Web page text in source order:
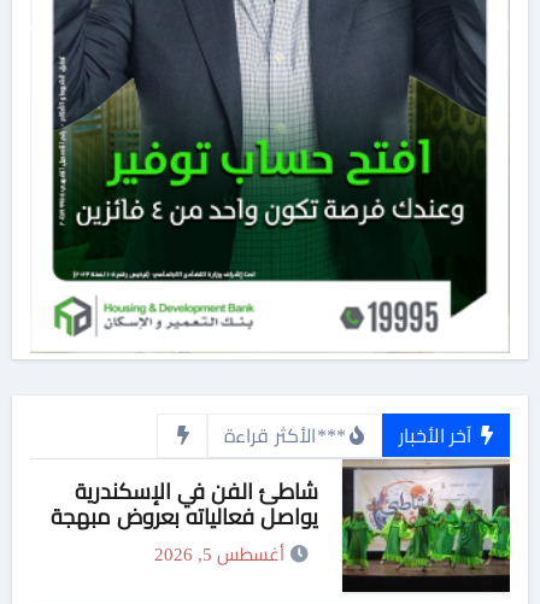
آخر الأخبار ***الأكثر قراءة
شاطئ الفن في الإسكندرية
يواصل فعالياته بعروض مبهجة
لفرقة الفنون الشعبية
أغسطس 5, 2026